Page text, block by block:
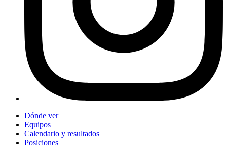
Dónde ver
Equipos
Calendario y resultados
Posiciones